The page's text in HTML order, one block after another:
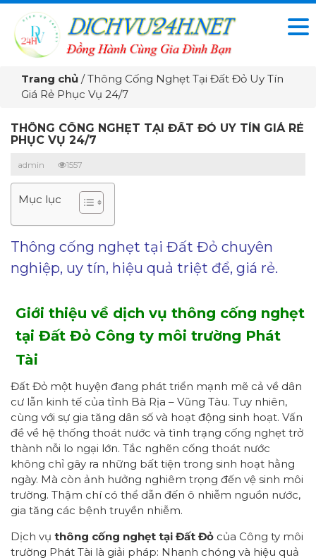
Trang chủ /Thông Cống Nghẹt Tại Đất Đỏ Uy Tín
Giá Rẻ Phục Vụ 24/7
THÔNG CỐNG NGHẸT TẠI ĐẤT ĐỎ UY TÍN GIÁ RẺ
PHỤC VỤ 24/7
admin 1557
Mục lục
Thông cống nghẹt tại Đất Đỏ chuyên
nghiệp, uy tín, hiệu quả triệt để, giá rẻ.
Giới thiệu về dịch vụ thông cống nghẹt
tại Đất Đỏ Công ty môi trường Phát
Tài
Đất Đỏ một huyện đang phát triển mạnh mẽ cả về dân
cư lẫn kinh tế của tỉnh Bà Rịa – Vũng Tàu. Tuy nhiên,
cùng với sự gia tăng dân số và hoạt động sinh hoạt. Vấn
đề về hệ thống thoát nước và tình trạng cống nghẹt trở
thành nỗi lo ngại lớn. Tắc nghẽn cống thoát nước
không chỉ gây ra những bất tiện trong sinh hoạt hằng
ngày. Mà còn ảnh hưởng nghiêm trọng đến vệ sinh môi
trường. Thậm chí có thể dẫn đến ô nhiễm nguồn nước,
gia tăng các bệnh truyền nhiễm.
Dịch vụ thông cống nghẹt tại Đất Đỏ của Công ty môi
trường Phát Tài là giải pháp: Nhanh chóng và hiệu quả